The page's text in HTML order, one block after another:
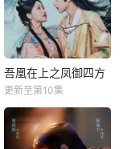
吾凰在上之凤御四方
更新至第10集